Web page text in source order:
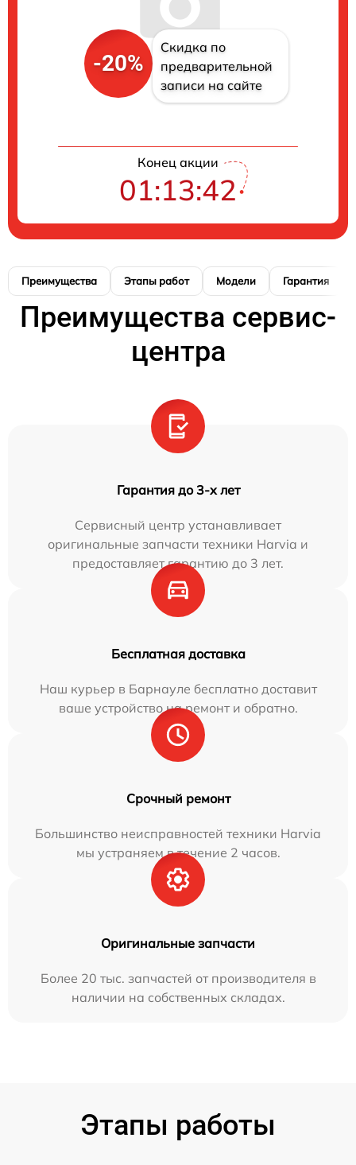
-20%
Скидка по
предварительной
записи на сайте
Конец акции
01:13:42
Преимущества Этапы работ Модели Гарантия
Преимущества сервис-
центра
Гарантия до 3-х лет
Сервисный центр устанавливает
оригинальные запчасти техники Harvia и
предоставляет гарантию до 3 лет.
Бесплатная доставка
Наш курьер в Барнауле бесплатно доставит
ваше устройство на ремонт и обратно.
Срочный ремонт
Большинство неисправностей техники Harvia
мы устраняем в течение 2 часов.
Оригинальные запчасти
Более 20 тыс. запчастей от производителя в
наличии на собственных складах.
Этапы работы